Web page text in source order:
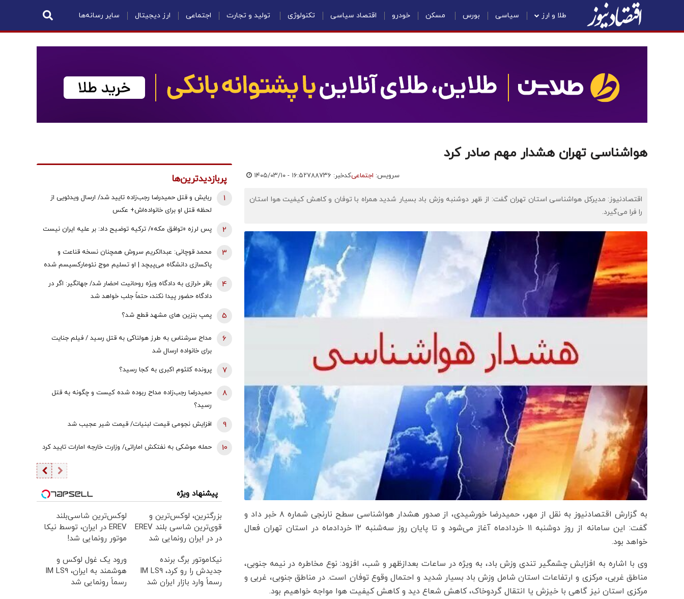
طلا و ارز سیاسی بورس مسکن خودرو اقتصاد سیاسی تکنولوژی تولید و تجارت اجتماعی ارز دیجیتال سایر رسانه‌ها
هواشناسی تهران هشدار مهم صادر کرد
سرویس: اجتماعیکدخبر: ۷۸۸۷۳۶ ۱۴۰۵/۰۳/۱۰ - ۱۶:۵۲
اقتصادنیوز: مدیرکل هواشناسی استان تهران گفت: از ظهر دوشنبه وزش باد بسیار شدید همراه با توفان و کاهش کیفیت هوا استان
را فرا می‌گیرد.
به گزارش اقتصادنیوز به نقل از مهر، حمیدرضا خورشیدی، از صدور هشدار هواشناسی سطح نارنجی شماره ۸ خبر داد و
گفت: این سامانه از روز دوشنبه ۱۱ خردادماه آغاز می‌شود و تا پایان روز سه‌شنبه ۱۲ خردادماه در استان تهران فعال
خواهد بود.
وی با اشاره به افزایش چشمگیر تندی وزش باد، به ویژه در ساعات بعدازظهر و شب، افزود: نوع مخاطره در نیمه جنوبی،
مناطق غربی، مرکزی و ارتفاعات استان شامل وزش باد بسیار شدید و احتمال وقوع توفان است. در مناطق جنوبی، غربی و
مرکزی استان نیز گاهی با خیزش یا انتقال گردوخاک، کاهش شعاع دید و کاهش کیفیت هوا مواجه خواهیم بود.
پربازدیدترین‌ها
ربایش و قتل حمیدرضا رجب‌زاده تایید شد/ ارسال ویدئویی از
لحظه قتل او برای خانواده‌اش+ عکس
1
پس لرزه «توافق مکه»/ ترکیه توضیح داد: بر علیه ایران نیست 2
محمد قوچانی: عبدالکریم سروش همچنان نسخه قناعت و
پاکسازی دانشگاه می‌پیچد | او تسلیم موج نئومارکسیسم شده
است | سروش به زبان چپ سخن می‌گوید و نظام بازار آزاد
رقابتی را با برچسب کاپیتالیسم توضیح می‌دهد
3
باقر خرازی به دادگاه ویژه روحانیت احضار شد/ جهانگیر: اگر در
دادگاه حضور پیدا نکند، حتماً جلب خواهد شد
4
پمپ بنزین های مشهد قطع شد؟ 5
مداح سرشناس به طرز هولناکی به قتل رسید / فیلم جنایت
برای خانواده ارسال شد
6
پرونده کلثوم اکبری به کجا رسید؟ 7
حمیدرضا رجب‌زاده مداح ربوده شده کیست و چگونه به قتل
رسید؟
8
افزایش نجومی قیمت لبنیات/ قیمت شیر عجیب شد 9
حمله موشکی به نفتکش اماراتی/ وزارت خارجه امارات تایید کرد 10
پیشنهاد ویژه
بزرگترین، لوکس‌ترین و
قوی‌ترین شاسی بلند EREV
در در ایران رونمایی شد
لوکس‌ترین شاسی‌بلند
EREV در ایران، توسط نیکا
موتور رونمایی شد!
نیکاموتور برگ برنده
جدیدش را رو کرد، IM LS9
رسماً وارد بازار ایران شد
ورود یک غول لوکس و
هوشمند به ایران، IM LS9
رسماً رونمایی شد